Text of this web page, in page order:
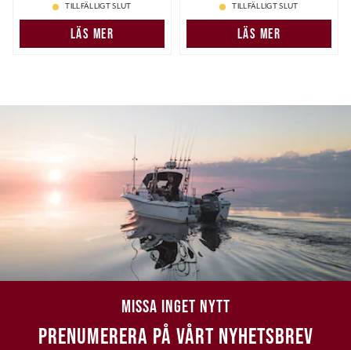
TILLFÄLLIGT SLUT
LÄS MER
TILLFÄLLIGT SLUT
LÄS MER
MISSA INGET NYTT
PRENUMERERA PÅ VÅRT NYHETSBREV